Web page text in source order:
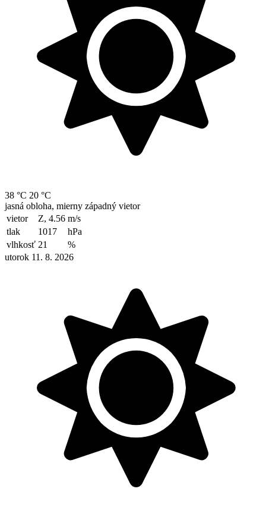
38 °C 20 °C
jasná obloha, mierny západný vietor
vietor
Z, 4.56 m/s
tlak
1017
hPa
vlhkosť 21
%
utorok 11. 8. 2026